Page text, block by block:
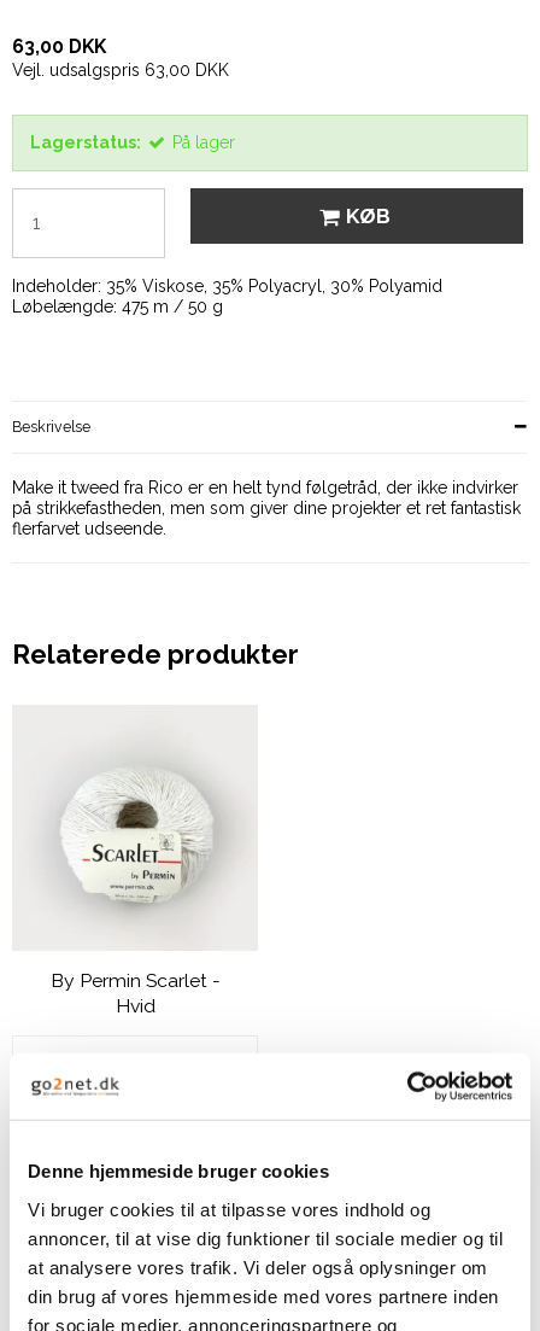
Denne hjemmeside bruger cookies
Vi bruger cookies til at tilpasse vores indhold og
annoncer, til at vise dig funktioner til sociale medier og til
at analysere vores trafik. Vi deler også oplysninger om
din brug af vores hjemmeside med vores partnere inden
for sociale medier, annonceringspartnere og
63,00 DKK
Vejl. udsalgspris 63,00 DKK
Lagerstatus: På lager
KØB
Indeholder: 35% Viskose, 35% Polyacryl, 30% Polyamid
Løbelængde: 475 m / 50 g
Beskrivelse
Make it tweed fra Rico er en helt tynd følgetråd, der ikke indvirker
på strikkefastheden, men som giver dine projekter et ret fantastisk
flerfarvet udseende.
Relaterede produkter
By Permin Scarlet -
Hvid
49,00 DKK
VIS PRODUKT